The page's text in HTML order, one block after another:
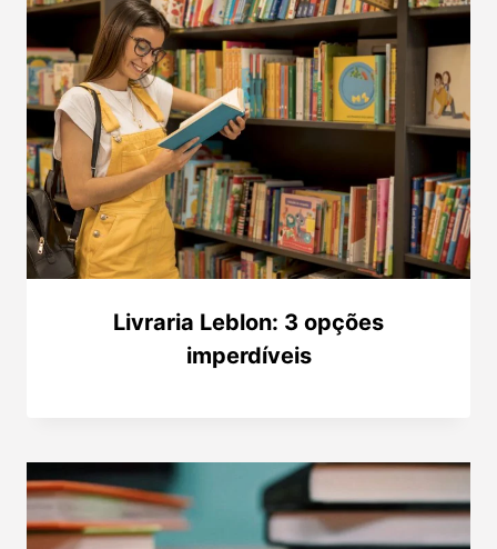
Livraria Leblon: 3 opções
imperdíveis